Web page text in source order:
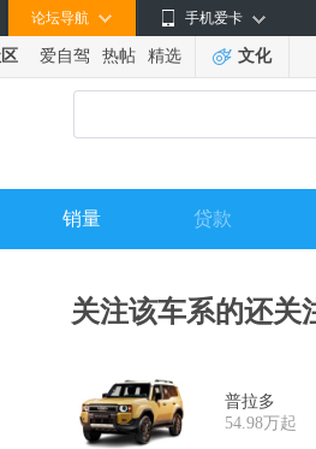
手机爱卡
论坛导航
爱自驾 热帖 精选 文化
销量 贷款
关注该车系的还关
普拉多
54.98万起